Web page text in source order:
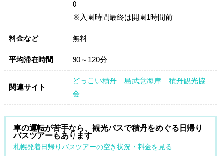
0
※入園時間最終は開園1時間前
料金など 無料
平均滞在時間 90～120分
関連サイト
どっこい積丹 島武意海岸｜積丹観光協
会
車の運転が苦手なら、観光バスで積丹をめぐる日帰り
バスツアーもあります
札幌発着日帰りバスツアーの空き状況・料金を見る